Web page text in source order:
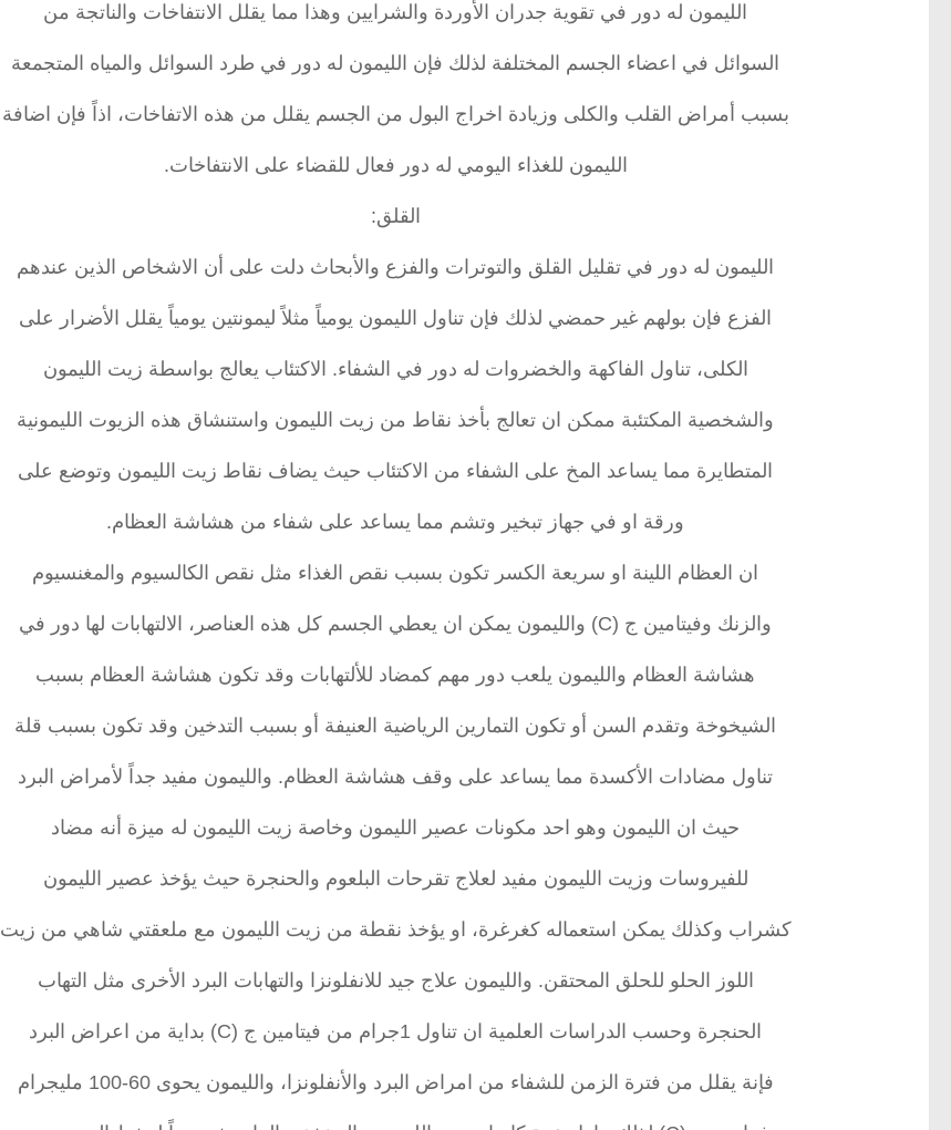
الليمون له دور في تقوية جدران الأوردة والشرايين وهذا مما يقلل الانتفاخات والناتجة من
السوائل في اعضاء الجسم المختلفة لذلك فإن الليمون له دور في طرد السوائل والمياه المتجمعة
بسبب أمراض القلب والكلى وزيادة اخراج البول من الجسم يقلل من هذه الاتفاخات، اذاً فإن اضافة
الليمون للغذاء اليومي له دور فعال للقضاء على الانتفاخات.
القلق:
الليمون له دور في تقليل القلق والتوترات والفزع والأبحاث دلت على أن الاشخاص الذين عندهم
الفزع فإن بولهم غير حمضي لذلك فإن تناول الليمون يومياً مثلاً ليمونتين يومياً يقلل الأضرار على
الكلى، تناول الفاكهة والخضروات له دور في الشفاء. الاكتئاب يعالج بواسطة زيت الليمون
والشخصية المكتئبة ممكن ان تعالج بأخذ نقاط من زيت الليمون واستنشاق هذه الزيوت الليمونية
المتطايرة مما يساعد المخ على الشفاء من الاكتئاب حيث يضاف نقاط زيت الليمون وتوضع على
ورقة او في جهاز تبخير وتشم مما يساعد على شفاء من هشاشة العظام.
ان العظام اللينة او سريعة الكسر تكون بسبب نقص الغذاء مثل نقص الكالسيوم والمغنسيوم
والزنك وفيتامين ج (C) والليمون يمكن ان يعطي الجسم كل هذه العناصر، الالتهابات لها دور في
هشاشة العظام والليمون يلعب دور مهم كمضاد للألتهابات وقد تكون هشاشة العظام بسبب
الشيخوخة وتقدم السن أو تكون التمارين الرياضية العنيفة أو بسبب التدخين وقد تكون بسبب قلة
تناول مضادات الأكسدة مما يساعد على وقف هشاشة العظام. والليمون مفيد جداً لأمراض البرد
حيث ان الليمون وهو احد مكونات عصير الليمون وخاصة زيت الليمون له ميزة أنه مضاد
للفيروسات وزيت الليمون مفيد لعلاج تقرحات البلعوم والحنجرة حيث يؤخذ عصير الليمون
كشراب وكذلك يمكن استعماله كغرغرة، او يؤخذ نقطة من زيت الليمون مع ملعقتي شاهي من زيت
اللوز الحلو للحلق المحتقن. والليمون علاج جيد للانفلونزا والتهابات البرد الأخرى مثل التهاب
الحنجرة وحسب الدراسات العلمية ان تناول 1جرام من فيتامين ج (C) بداية من اعراض البرد
فإنة يقلل من فترة الزمن للشفاء من امراض البرد والأنفلونزا، والليمون يحوى 60-100 مليجرام